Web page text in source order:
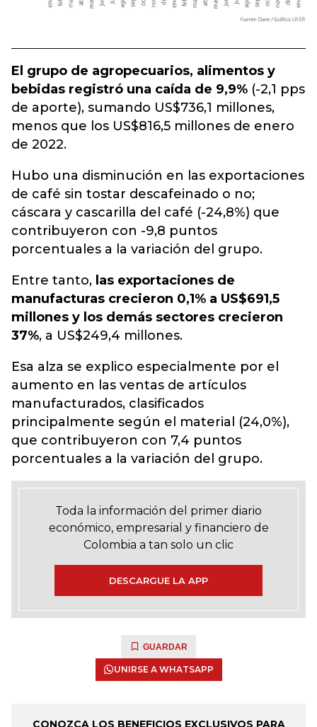
El grupo de agropecuarios, alimentos y
bebidas registró una caída de 9,9% (-2,1 pps
de aporte), sumando US$736,1 millones,
menos que los US$816,5 millones de enero
de 2022.
Hubo una disminución en las exportaciones
de café sin tostar descafeinado o no;
cáscara y cascarilla del café (-24,8%) que
contribuyeron con -9,8 puntos
porcentuales a la variación del grupo.
Entre tanto, las exportaciones de
manufacturas crecieron 0,1% a US$691,5
millones y los demás sectores crecieron
37%, a US$249,4 millones.
Esa alza se explico especialmente por el
aumento en las ventas de artículos
manufacturados, clasificados
principalmente según el material (24,0%),
que contribuyeron con 7,4 puntos
porcentuales a la variación del grupo.
Toda la información del primer diario
económico, empresarial y financiero de
Colombia a tan solo un clic
DESCARGUE LA APP
GUARDAR
UNIRSE A WHATSAPP
CONOZCA LOS BENEFICIOS EXCLUSIVOS PARA